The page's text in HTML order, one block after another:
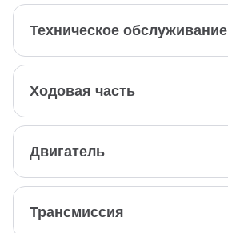
Техническое обслуживание
Ходовая часть
Двигатель
Трансмиссия